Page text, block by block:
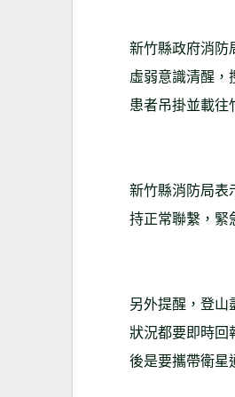
新竹縣政府消防
虛弱意識清醒
患者吊掛並載往
新竹縣消防局表
持正常聯繫，緊
另外提醒，登
狀況都要即時回
後是要攜帶衛星